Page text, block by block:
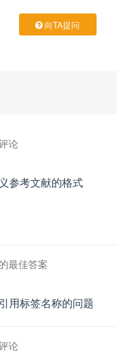
向TA提问
论
参考文献的格式
最佳答案
用标签名称的问题
论